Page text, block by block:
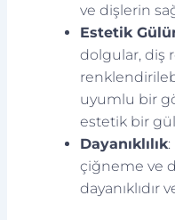
ve dişlerin
Estetik
dolgular, diş
uyumlu bir
estetik bir
Dayanıklılık
çiğneme ve
dayanıklıdır